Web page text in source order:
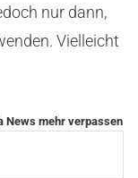
nur dann,
Vielleicht
News mehr verpassen